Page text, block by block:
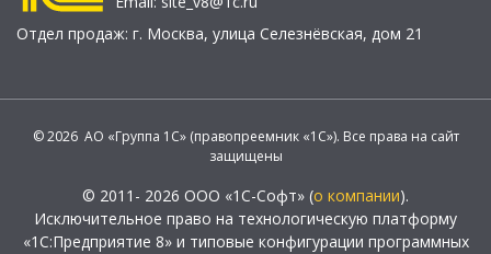
Отдел продаж: г. Москва, улица Селезнёвская, дом 21
© 2026 АО «Группа 1С» (правопреемник «1С»). Все права на сайт
защищены
© 2011- 2026 ООО «1С-Софт» (о компании).
Исключительное право на технологическую платформу
«1С:Предприятие 8» и типовые конфигурации программных